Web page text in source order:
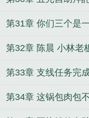
第31章 你们三个是
第32章 陈晨 小林老
第33章 支线任务完
第34章 这锅包肉包